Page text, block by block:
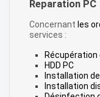
Reparation PC
Concernant les
services :
Récupération
HDD PC
Installation
Installation